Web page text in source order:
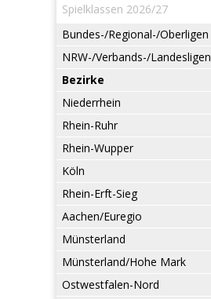
Spielklassen 2026/27
Bundes-/Regional-/Oberligen
NRW-/Verbands-/Landesligen
Bezirke
Niederrhein
Rhein-Ruhr
Rhein-Wupper
Köln
Rhein-Erft-Sieg
Aachen/Euregio
Münsterland
Münsterland/Hohe Mark
Ostwestfalen-Nord